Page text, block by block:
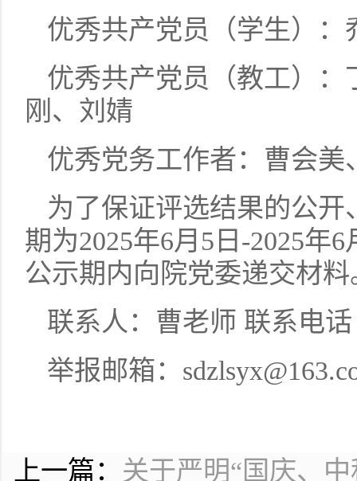
优秀共产党员（学生）：
优秀共产党员（教工）
刚、刘婧
优秀党务工作者：曹会美
为了保证评选结果的公
期为2025年6月5日-2025年
公示期内向院党委递交材料
联系人：曹老师 联系电话
举报邮箱：
上一篇： 关于严明“国庆、